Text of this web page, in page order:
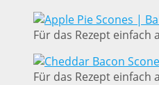
Für das Rezept einfach
Für das Rezept einfach